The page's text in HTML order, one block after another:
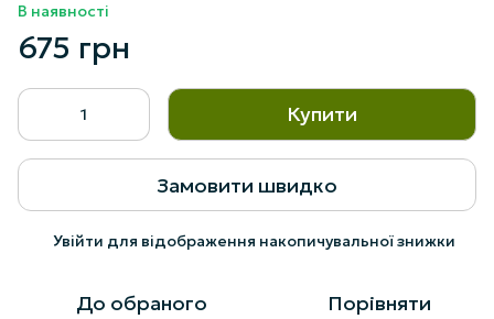
В наявності
675 грн
Купити
Замовити швидко
Увійти для відображення накопичувальної знижки
До обраного Порівняти